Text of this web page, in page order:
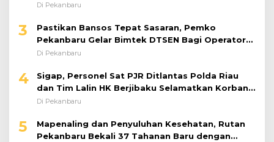
Di Pekanbaru
3
Pastikan Bansos Tepat Sasaran, Pemko
Pekanbaru Gelar Bimtek DTSEN Bagi Operator
Puskessos
Di Pekanbaru
4
Sigap, Personel Sat PJR Ditlantas Polda Riau
dan Tim Lalin HK Berjibaku Selamatkan Korban
Kecelakaan di Tol Pekanbaru–Dumai
Di Pekanbaru
5
Mapenaling dan Penyuluhan Kesehatan, Rutan
Pekanbaru Bekali 37 Tahanan Baru dengan